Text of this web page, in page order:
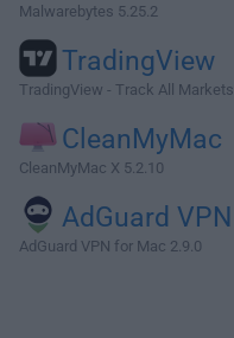
Malwarebytes 5.25.2
TradingView
TradingView - Track All Markets
CleanMyMac
CleanMyMac X 5.2.10
AdGuard VPN
AdGuard VPN for Mac 2.9.0